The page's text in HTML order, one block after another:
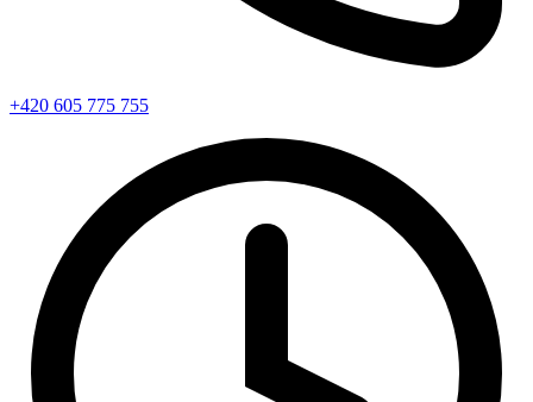
+420 605 775 755